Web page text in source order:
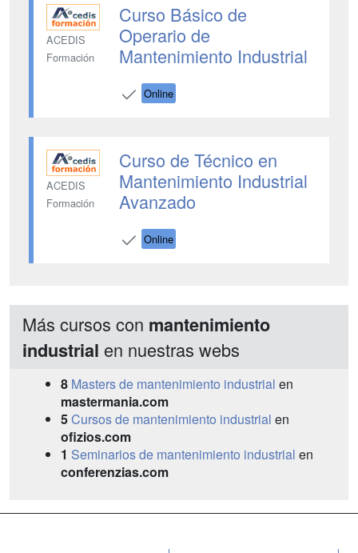
ACEDIS
Formación
Curso Básico de
Operario de
Mantenimiento Industrial
Online
ACEDIS
Formación
Curso de Técnico en
Mantenimiento Industrial
Avanzado
Online
Más cursos con mantenimiento
industrial en nuestras webs
8 Masters de mantenimiento industrial en
mastermania.com
5Cursos de mantenimiento industrial en
ofizios.com
1 Seminarios de mantenimiento industrial en
conferenzias.com